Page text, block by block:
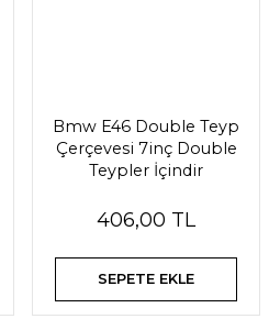
Bmw E46 Double Teyp
Çerçevesi 7inç Double
Teypler İçindir
406,00 TL
SEPETE EKLE